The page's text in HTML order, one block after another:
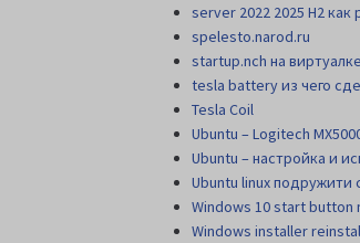
server 2022 2025 H2 как
spelesto.narod.ru
startup.nch на виртуалке
tesla battery из чего
Tesla Coil
Ubuntu – Logitech
Ubuntu – настройка и
Ubuntu linux подружити
Windows 10 start button
Windows installer